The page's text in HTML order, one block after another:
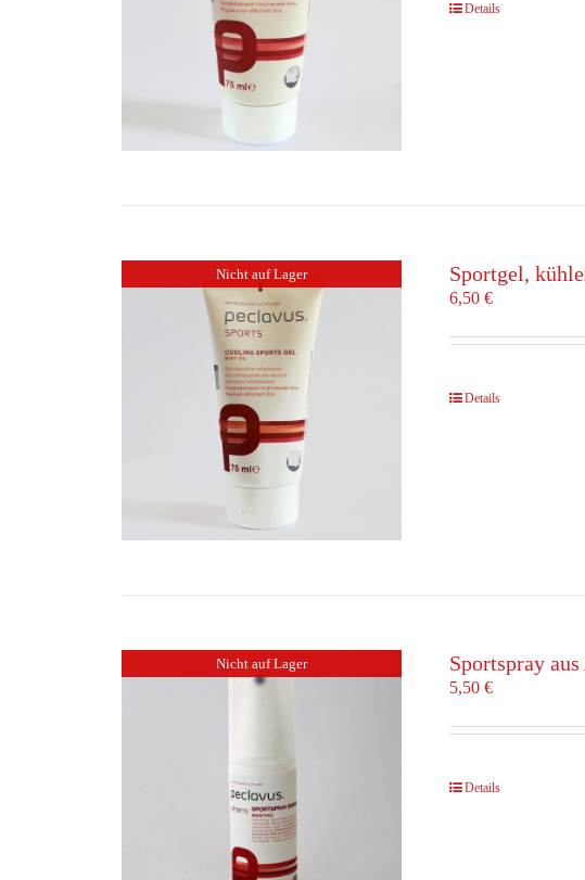
Details
Nicht auf Lager Sportgel,
6,50€
Details
Nicht auf Lager Sportspray
5,50€
Details